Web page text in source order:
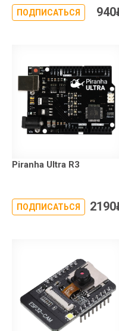
ПОДПИСАТЬСЯ 940
Piranha Ultra R3
ПОДПИСАТЬСЯ 2190